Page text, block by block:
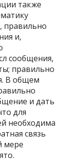
также
правильно
и,
сообщения,
правильно
В общем
и дать
для
необходима
связь
мере